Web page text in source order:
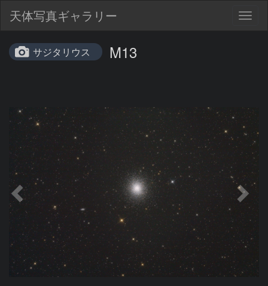
天体写真ギャラリー
サジタリウス M13